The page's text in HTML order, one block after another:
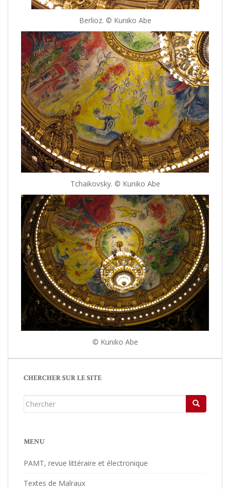
Berlioz. © Kuniko Abe
Tchaikovsky. © Kuniko Abe
© Kuniko Abe
CHERCHER SUR LE SITE
Chercher...
MENU
PAMT, revue littéraire et électronique
Textes de Malraux